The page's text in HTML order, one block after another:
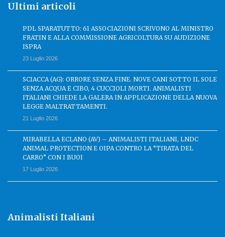
Ultimi articoli
PDL SPARATUTTO: 61 ASSOCIAZIONI SCRIVONO AL MINISTRO
FRATIN E ALLA COMMISSIONE AGRICOLTURA SU AUDIZIONE
ISPRA
23 Luglio 2026
SCIACCA (AG): ORRORE SENZA FINE. NOVE CANI SOTTO IL SOLE
SENZA ACQUA E CIBO, 4 CUCCIOLI MORTI. ANIMALISTI
ITALIANI CHIEDE LA GALERA IN APPLICAZIONE DELLA NUOVA
LEGGE MALTRATTAMENTI.
21 Luglio 2026
MIRABELLA ECLANO (AV) – ANIMALISTI ITALIANI, LNDC
ANIMAL PROTECTION E OIPA CONTRO LA “TIRATA DEL
CARRO” CON I BUOI
17 Luglio 2026
Animalisti Italiani